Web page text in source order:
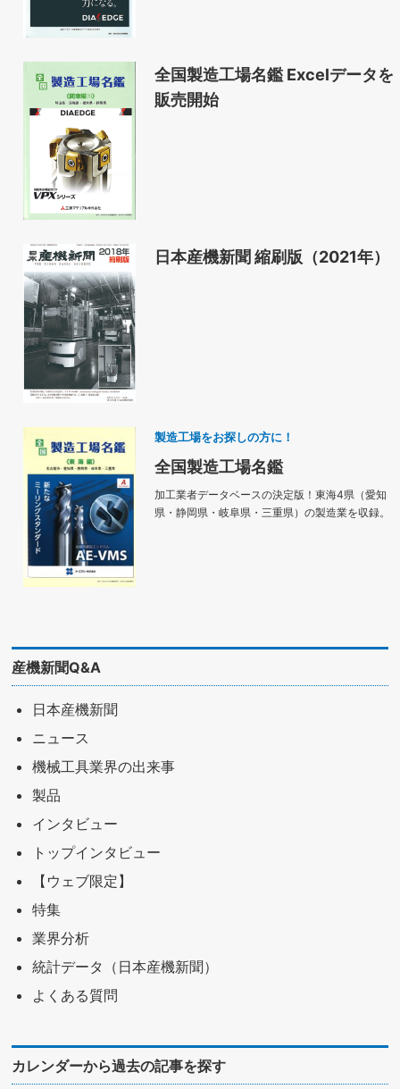
全国製造工場名鑑 Excelデータを
販売開始
日本産機新聞 縮刷版（2021年）
製造工場をお探しの方に！
全国製造工場名鑑
加工業者データベースの決定版！東海4県（愛知
県・静岡県・岐阜県・三重県）の製造業を収録。
産機新聞Q&A
日本産機新聞
ニュース
機械工具業界の出来事
製品
インタビュー
トップインタビュー
【ウェブ限定】
特集
業界分析
統計データ（日本産機新聞）
よくある質問
カレンダーから過去の記事を探す